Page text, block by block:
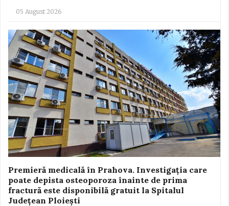
05 August 2026
Premieră medicală în Prahova. Investigația care
poate depista osteoporoza înainte de prima
fractură este disponibilă gratuit la Spitalul
Județean Ploiești